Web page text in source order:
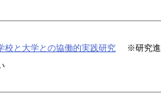
校と大学との協働的実践研究
※研究進